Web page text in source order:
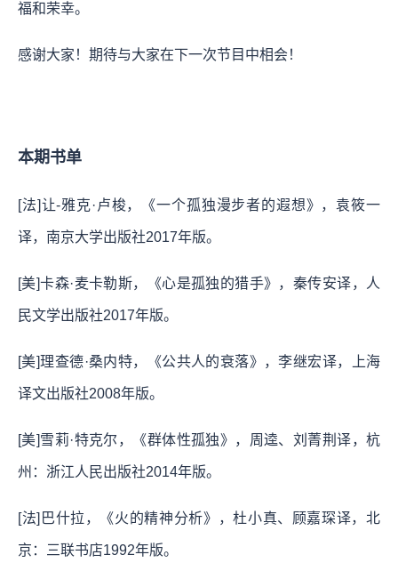
福和荣幸。
感谢大家！期待与大家在下一次节目中相会！
本期书单
[法]让-雅克·卢梭，《一个孤独漫步者的遐想》，袁筱一
译，南京大学出版社2017年版。
[美]卡森·麦卡勒斯，《心是孤独的猎手》，秦传安译，人
民文学出版社2017年版。
[美]理查德·桑内特，《公共人的衰落》，李继宏译，上海
译文出版社2008年版。
[美]雪莉·特克尔，《群体性孤独》，周逵、刘菁荆译，杭
州：浙江人民出版社2014年版。
[法]巴什拉，《火的精神分析》，杜小真、顾嘉琛译，北
京：三联书店1992年版。